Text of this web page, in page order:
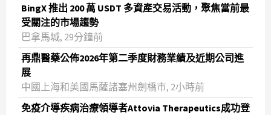
BingX 推出 200 萬 USDT 多資產交易活動，聚焦當前最
受關注的市場趨勢
巴拿馬城, 29分鐘前
再鼎醫藥公佈2026年第二季度財務業績及近期公司進
展
中國上海和美國馬薩諸塞州劍橋市, 2小時前
免疫介導疾病治療領導者Attovia Therapeutics成功登